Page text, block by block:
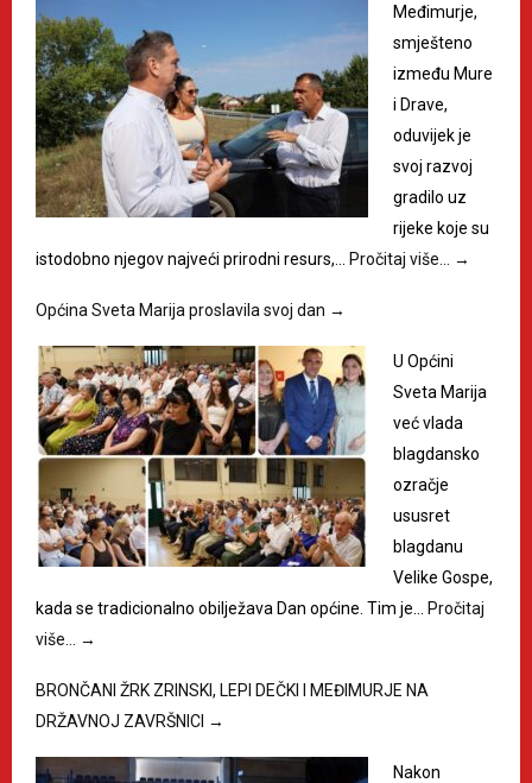
Međimurje,
smješteno
između Mure
i Drave,
oduvijek je
svoj razvoj
gradilo uz
rijeke koje su
istodobno njegov najveći prirodni resurs,…
Pročitaj više… →
Općina Sveta Marija proslavila svoj dan →
U Općini
Sveta Marija
već vlada
blagdansko
ozračje
ususret
blagdanu
Velike Gospe,
kada se tradicionalno obilježava Dan općine. Tim je…
Pročitaj
više…
→
BRONČANI ŽRK ZRINSKI, LEPI DEČKI I MEĐIMURJE NA
DRŽAVNOJ ZAVRŠNICI →
Nakon